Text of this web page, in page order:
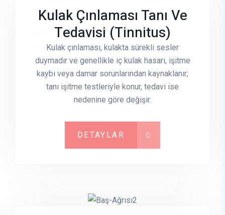
Kulak Çınlaması Tanı Ve
Tedavisi (tinnitus)
Kulak çınlaması, kulakta sürekli sesler
duymadır ve genellikle iç kulak hasarı, işitme
kaybı veya damar sorunlarından kaynaklanır;
tanı işitme testleriyle konur, tedavi ise
nedenine göre değişir.
DETAYLAR